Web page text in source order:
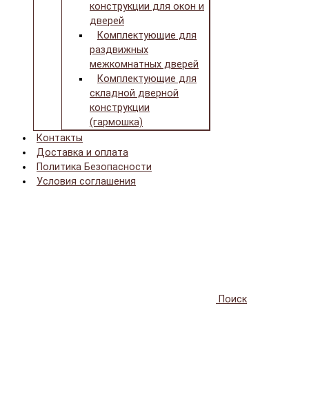
конструкции для окон и
дверей
Комплектующие для
раздвижных
межкомнатных дверей
Комплектующие для
складной дверной
конструкции
(гармошка)
Контакты
Доставка и оплата
Политика Безопасности
Условия соглашения
Поиск